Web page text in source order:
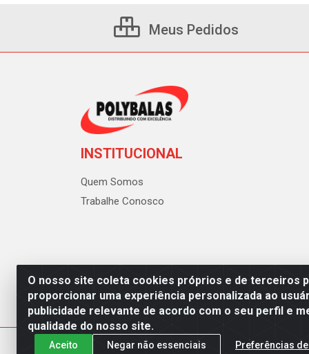
O nosso site coleta cookies próprios e de terceiros
proporcionar uma experiência personalizada ao
publicidade relevante de acordo com o seu perfil e
qualidade do nosso site.
Aceito Negar não essenciais Preferências
Meus Pedidos
INSTITUCIONAL
Quem Somos
Trabalhe Conosco
Polybalas - Rua João Miguel